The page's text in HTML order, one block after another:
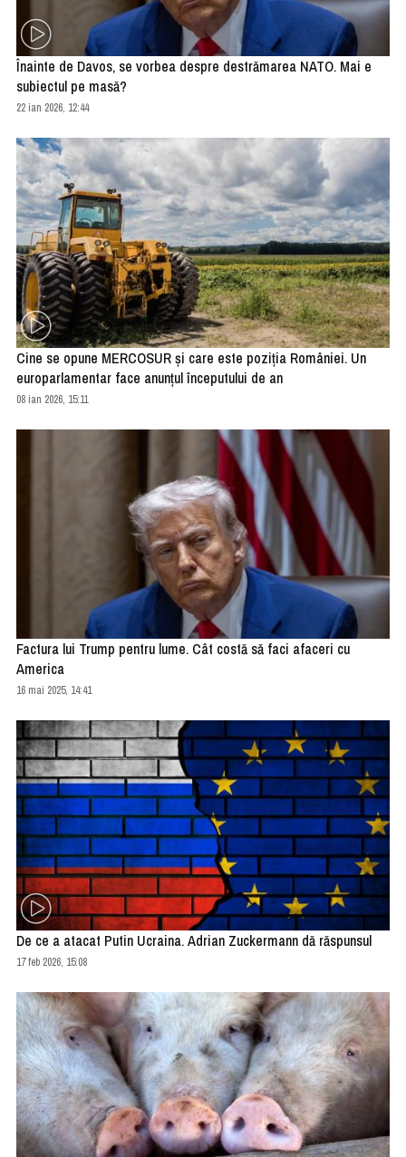
Înainte de Davos, se vorbea despre destrămarea NATO. Mai e
subiectul pe masă?
22 ian 2026, 12:44
Cine se opune MERCOSUR şi care este poziţia României. Un
europarlamentar face anunţul începutului de an
08 ian 2026, 15:11
Factura lui Trump pentru lume. Cât costă să faci afaceri cu
America
16 mai 2025, 14:41
De ce a atacat Putin Ucraina. Adrian Zuckermann dă răspunsul
17 feb 2026, 15:08